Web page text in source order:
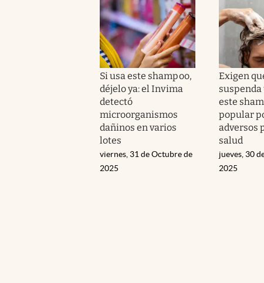
Si usa este shampoo,
déjelo ya: el Invima
detectó
microorganismos
dañinos en varios
lotes
viernes, 31 de Octubre de
2025
Exigen
este
popular
adversos
salud
jueves, 30
2025